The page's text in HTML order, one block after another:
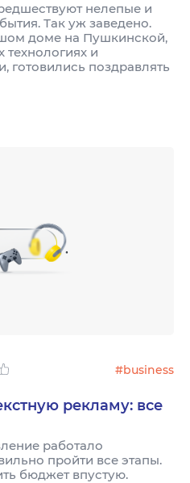
нелепые и
Так уж заведено.
доме на Пушкинской,
технологиях и
готовились поздравлять
#business
рекламу: все
работало
пройти все этапы.
бюджет впустую.